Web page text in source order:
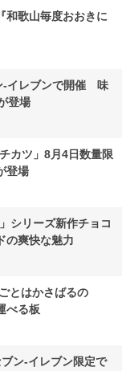
和歌山毎度おおきに
-イレブンで開催 味
登場
カツ」8月4日数量限
登場
シリーズ新作チョコ
の爽快な魅力
とはかさばるの
べる板
ン‐イレブン限定で